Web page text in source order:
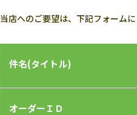
当店へのご要望は、下記フォーム
件名(タイトル)
オーダーＩＤ